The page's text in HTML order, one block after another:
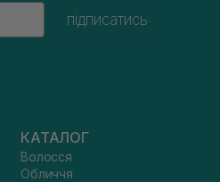
підписатись
КАТАЛОГ
Волосся
Обличчя